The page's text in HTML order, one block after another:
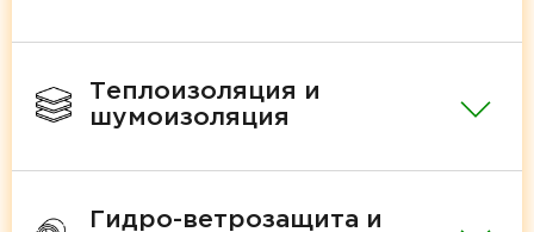
Теплоизоляция и
шумоизоляция
Гидро-ветрозащита и